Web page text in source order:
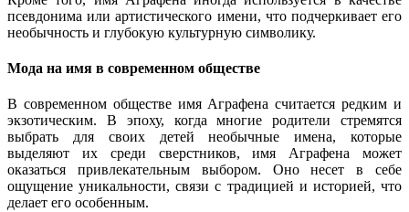
псевдонима или артистического имени, что подчеркивает его
необычность и глубокую культурную символику.
Мода на имя в современном обществе
В современном обществе имя Аграфена считается редким и
экзотическим. В эпоху, когда многие родители стремятся
выбрать для своих детей необычные имена, которые
выделяют их среди сверстников, имя Аграфена может
оказаться привлекательным выбором. Оно несет в себе
ощущение уникальности, связи с традицией и историей, что
делает его особенным.